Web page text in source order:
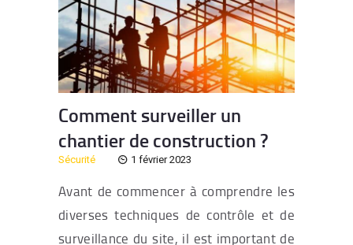
Comment surveiller un
chantier de construction ?
Sécurité 1 février 2023
Avant de commencer à comprendre les
diverses techniques de contrôle et de
surveillance du site, il est important de